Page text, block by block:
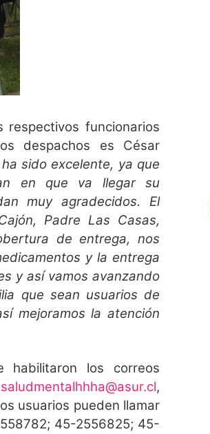
funcionarios
despachos es César
sido excelente, ya que
en que va llegar su
muy agradecidos. El
Padre Las Casas,
de entrega, nos
y la entrega
y así vamos avanzando
que sean usuarios de
mejoramos la atención
habilitaron los correos
,
usuarios pueden llamar
45-2556825; 45-